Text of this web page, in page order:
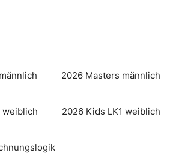
2026 Masters männlich
weiblich 2026 Kids LK1 weiblich